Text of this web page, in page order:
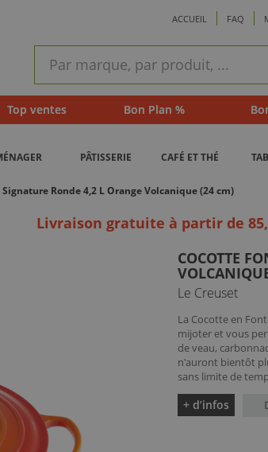
ACCUEIL FAQ
rapide
Top ventes Bon Plan %
PÂTISSERIE CAFÉ ET THÉ
Ronde 4,2 L Orange Volcanique (24 cm)
Livraison gratuite à partir de
COCOTTE
Le Creuset
La Cocotte en
mijoter et vous
de veau,
n'auront bientôt
sans limite de
+ d’infos